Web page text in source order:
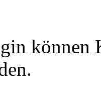
können